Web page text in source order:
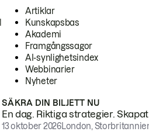
Artiklar
Kunskapsbas
Akademi
Framgångssagor
AI-synlighetsindex
Webbinarier
Nyheter
SÄKRA DIN BILJETT NU
En dag. Riktiga strategier.
13 oktober 2026London,